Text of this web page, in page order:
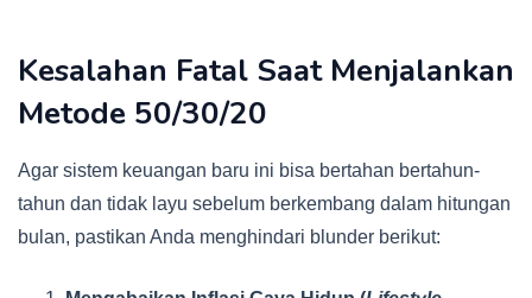
Kesalahan Fatal Saat Menjalankan
Metode 50/30/20
Agar sistem keuangan baru ini bisa bertahan bertahun-
tahun dan tidak layu sebelum berkembang dalam hitungan
bulan, pastikan Anda menghindari blunder berikut: